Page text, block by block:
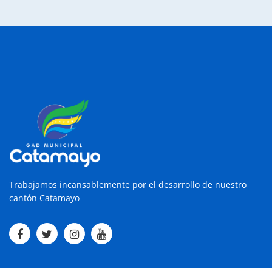
Trabajamos incansablemente por el desarrollo de nuestro
cantón Catamayo